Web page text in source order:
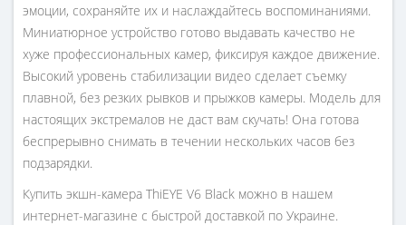
эмоции, сохраняйте их и наслаждайтесь воспоминаниями.
Миниатюрное устройство готово выдавать качество не
хуже профессиональных камер, фиксируя каждое движение.
Высокий уровень стабилизации видео сделает съемку
плавной, без резких рывков и прыжков камеры. Модель для
настоящих экстремалов не даст вам скучать! Она готова
беспрерывно снимать в течении нескольких часов без
подзарядки.
Купить экшн-камера ThiEYE V6 Black можно в нашем
интернет-магазине с быстрой доставкой по Украине.